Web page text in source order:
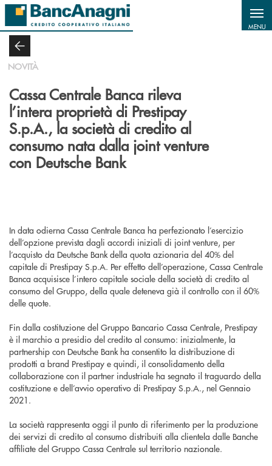
Salta al contenuto principale
MENU
NOVITÀ
Cassa Centrale Banca rileva
l’intera proprietà di Prestipay
S.p.A., la società di credito al
consumo nata dalla joint venture
con Deutsche Bank
In data odierna Cassa Centrale Banca ha perfezionato l’esercizio
dell’opzione prevista dagli accordi iniziali di joint venture, per
l’acquisto da Deutsche Bank della quota azionaria del 40% del
capitale di Prestipay S.p.A. Per effetto dell’operazione, Cassa Centrale
Banca acquisisce l’intero capitale sociale della società di credito al
consumo del Gruppo, della quale deteneva già il controllo con il 60%
delle quote.
Fin dalla costituzione del Gruppo Bancario Cassa Centrale, Prestipay
è il marchio a presidio del credito al consumo: inizialmente, la
partnership con Deutsche Bank ha consentito la distribuzione di
prodotti a brand Prestipay e quindi, il consolidamento della
collaborazione con il partner industriale ha segnato il traguardo della
costituzione e dell’avvio operativo di Prestipay S.p.A., nel Gennaio
2021.
La società rappresenta oggi il punto di riferimento per la produzione
dei servizi di credito al consumo distribuiti alla clientela dalle Banche
affiliate del Gruppo Cassa Centrale sul territorio nazionale.